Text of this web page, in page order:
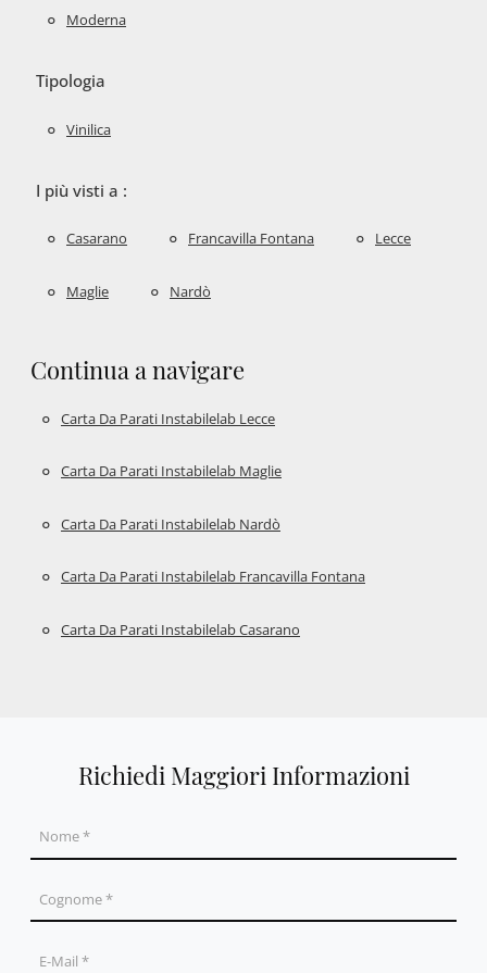
Moderna
Tipologia
Vinilica
I più visti a :
Casarano Francavilla Fontana Lecce
Maglie Nardò
Continua a navigare
Carta Da Parati Instabilelab Lecce
Carta Da Parati Instabilelab Maglie
Carta Da Parati Instabilelab Nardò
Carta Da Parati Instabilelab Francavilla Fontana
Carta Da Parati Instabilelab Casarano
Richiedi Maggiori Informazioni